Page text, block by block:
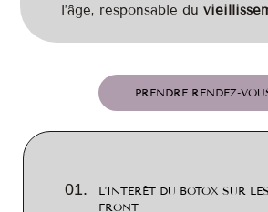
l’âge, responsable du
PRENDRE RENDEZ-
L’INTÉRÊT DU BOTOX SUR
FRONT